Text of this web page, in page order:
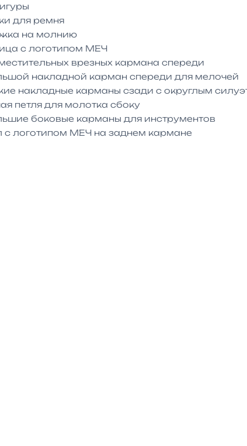
для ремня
на молнию
с логотипом МЕЧ
врезных кармана спереди
накладной карман спереди для мелочей
накладные карманы сзади с округлым
петля для молотка сбоку
боковые карманы для инструментов
с логотипом МЕЧ на заднем кармане